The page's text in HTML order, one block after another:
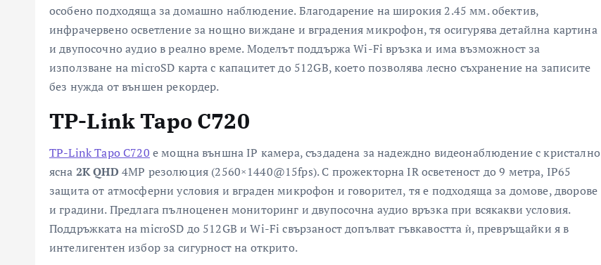
особено подходяща за домашно наблюдение. Благодарение на широкия 2.45 мм. обектив,
инфрачервено осветление за нощно виждане и вградения микрофон, тя осигурява детайлна картина
и двупосочно аудио в реално време. Моделът поддържа Wi-Fi връзка и има възможност за
използване на microSD карта с капацитет до 512GB, което позволява лесно съхранение на записите
без нужда от външен рекордер.
TP-Link Tapo C720
TP-Link Tapo C720 е мощна външна IP камера, създадена за надеждно видеонаблюдение с кристално
ясна 2K QHD 4MP резолюция (2560×1440@15fps). С прожекторна IR осветеност до 9 метра, IP65
защита от атмосферни условия и вграден микрофон и говорител, тя е подходяща за домове, дворове
и градини. Предлага пълноценен мониторинг и двупосочна аудио връзка при всякакви условия.
Поддръжката на microSD до 512GB и Wi-Fi свързаност допълват гъвкавостта ѝ, превръщайки я в
интелигентен избор за сигурност на открито.